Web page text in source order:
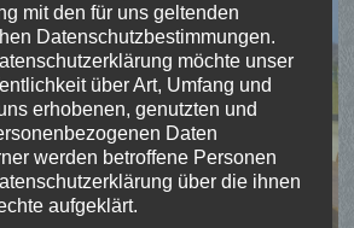
mit den für uns geltenden
Datenschutzbestimmungen.
möchte unser
über Art, Umfang und
erhobenen, genutzten und
Daten
werden betroffene Personen
über die ihnen
aufgeklärt.